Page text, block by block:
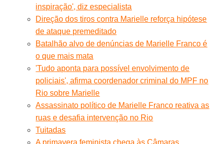
inspiração', diz especialista
Direção dos tiros contra Marielle reforça hipótese
de ataque premeditado
Batalhão alvo de denúncias de Marielle Franco é
o que mais mata
'Tudo aponta para possível envolvimento de
policiais', afirma coordenador criminal do MPF no
Rio sobre Marielle
Assassinato político de Marielle Franco reativa as
ruas e desafia intervenção no Rio
Tuitadas
A primavera feminista chega às Câmaras